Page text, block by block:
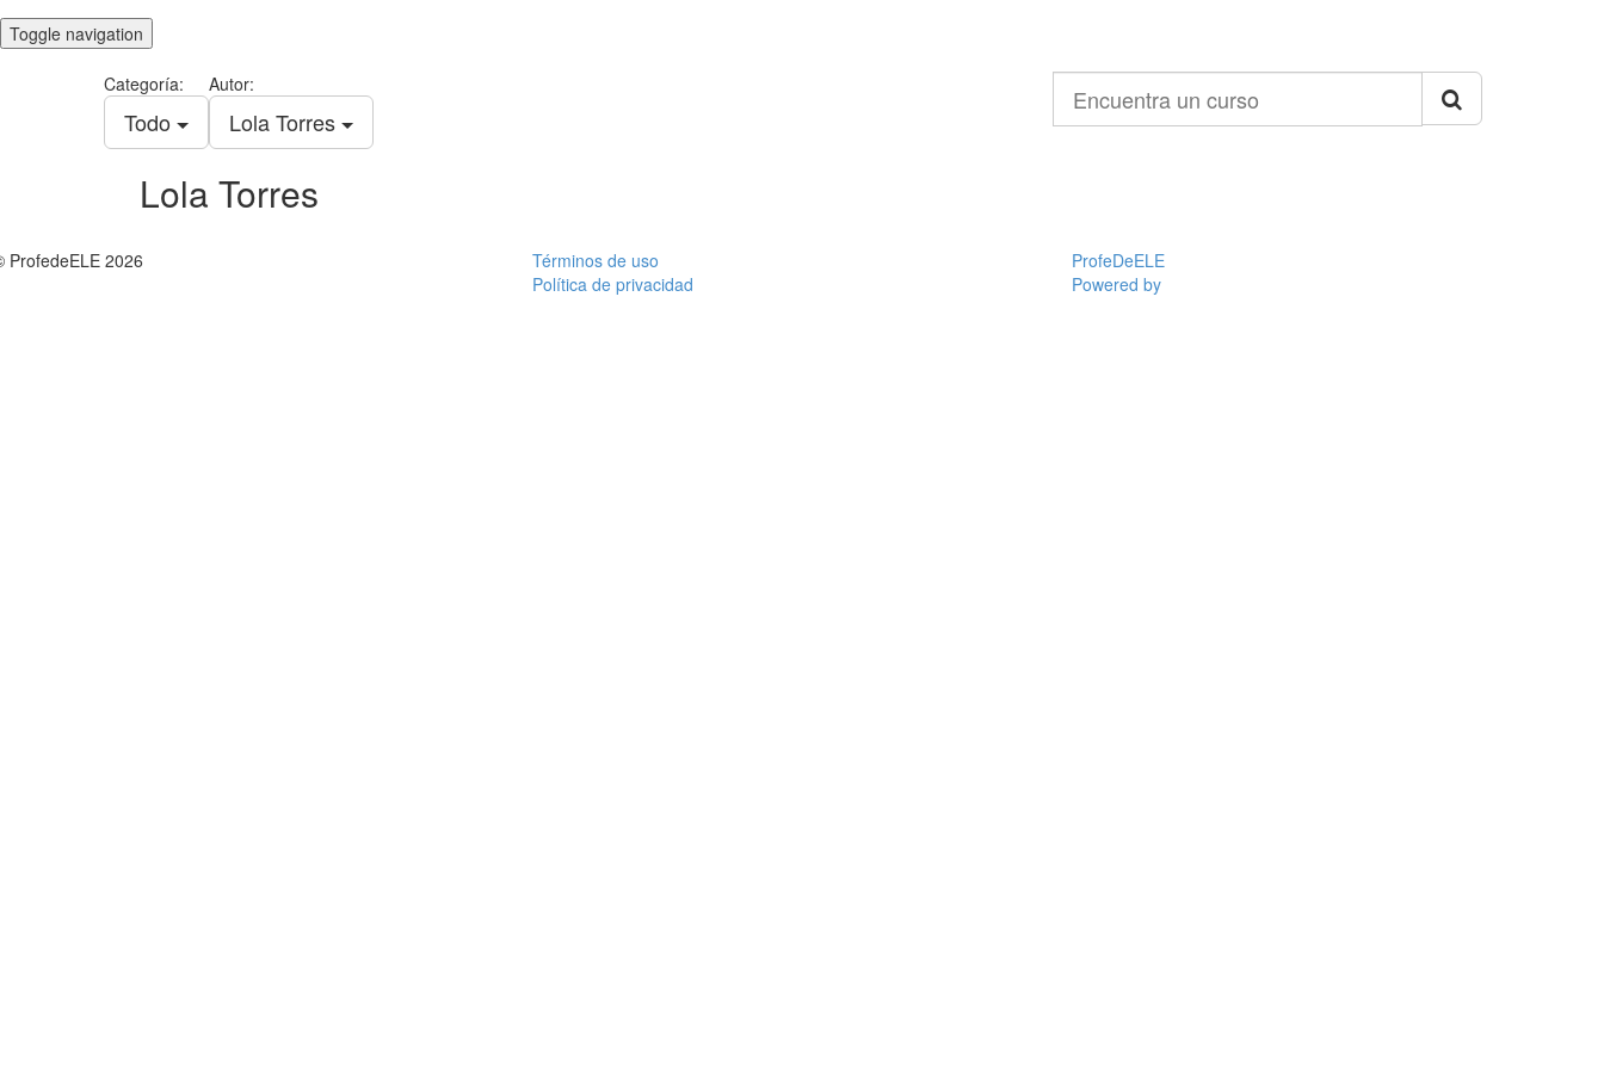
Toggle navigation
Categoría:
Todo
Autor:
Lola Torres
curso
Lola Torres
ProfedeELE 2026
Términos de uso
Política de privacidad
ProfeDeELE
Powered by